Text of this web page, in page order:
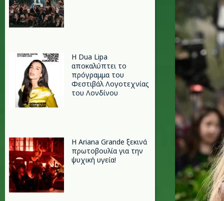
Η Dua Lipa
αποκαλύπτει το
πρόγραμμα του
Φεστιβάλ Λογοτεχνίας
του Λονδίνου
Η Ariana Grande ξεκινά
πρωτοβουλία για την
ψυχική υγεία!